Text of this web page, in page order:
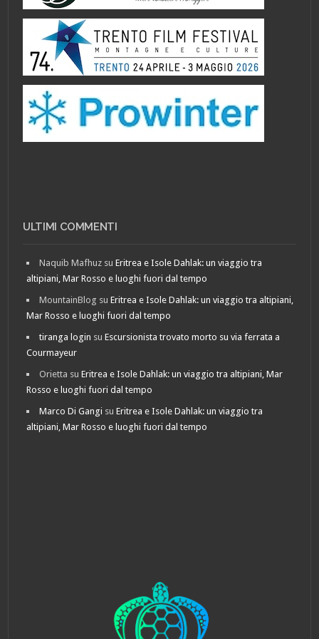
ULTIMI COMMENTI
Naquib Mafhuz suEritrea e Isole Dahlak: un viaggio tra
altipiani, Mar Rosso e luoghi fuori dal tempo
MountainBlog suEritrea e Isole Dahlak: un viaggio tra altipiani,
Mar Rosso e luoghi fuori dal tempo
tiranga login suEscursionista trovato morto su via ferrata a
Courmayeur
Orietta suEritrea e Isole Dahlak: un viaggio tra altipiani, Mar
Rosso e luoghi fuori dal tempo
Marco Di Gangi suEritrea e Isole Dahlak: un viaggio tra
altipiani, Mar Rosso e luoghi fuori dal tempo